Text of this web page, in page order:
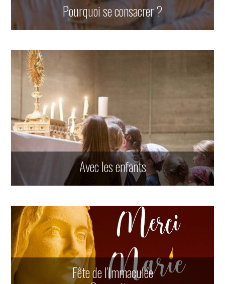
Pourquoi se consacrer ?
Avec les enfants
Fête de l’Immaculée